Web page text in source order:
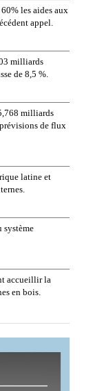
les aides aux
appel.
milliards
de 8,5 %.
milliards
prévisions de flux
latine et
système
accueillir la
en bois.